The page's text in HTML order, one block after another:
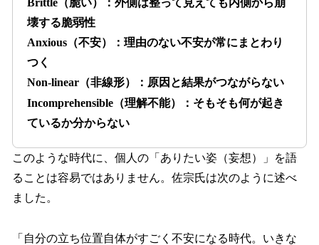
Brittle（脆い）：外側は整って見えても内側から崩
壊する脆弱性
Anxious（不安）：理由のない不安が常にまとわり
つく
Non-linear（非線形）：原因と結果がつながらない
Incomprehensible（理解不能）：そもそも何が起き
ているか分からない
このような時代に、個人の「ありたい姿（妄想）」を語
ることは容易ではありません。佐宗氏は次のように述べ
ました。
「自分の立ち位置自体がすごく不安になる時代。いきな